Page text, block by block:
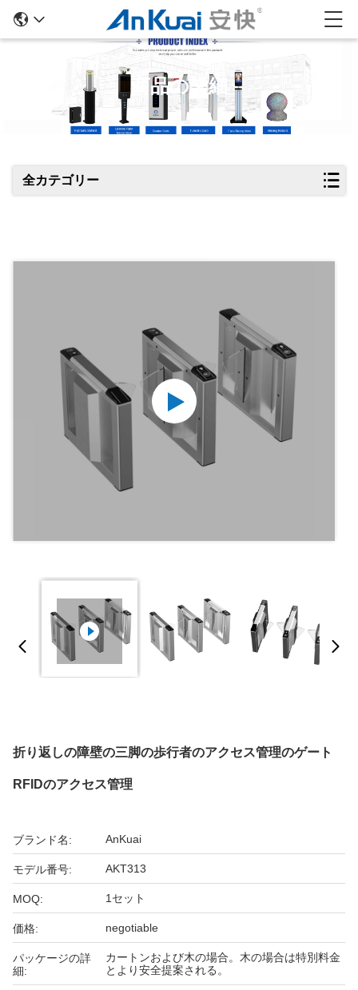
商品の詳細
全カテゴリー
折り返しの障壁の三脚の歩行者のアクセス管理のゲート
RFIDのアクセス管理
ブランド名: AnKuai
モデル番号: AKT313
MOQ: 1セット
価格: negotiable
パッケージの詳
細:
カートンおよび木の場合。木の場合は特別料金
とより安全提案される。